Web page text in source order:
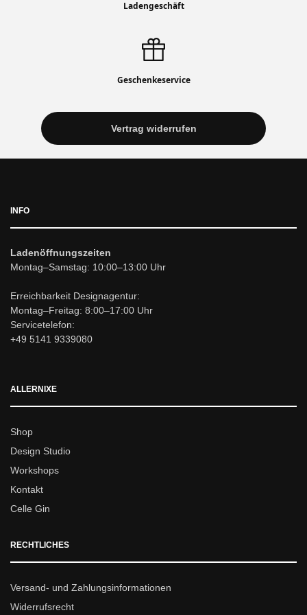
Ladengeschäft
Geschenkeservice
Vertrag widerrufen
INFO
Ladenöffnungszeiten
Montag–Samstag: 10:00–13:00 Uhr
Erreichbarkeit Designagentur:
Montag–Freitag: 8:00–17:00 Uhr
Servicetelefon:
+49 5141 9339080
ALLERNIXE
Shop
Design Studio
Workshops
Kontakt
Celle Gin
RECHTLICHES
Versand- und Zahlungsinformationen
Widerrufsrecht